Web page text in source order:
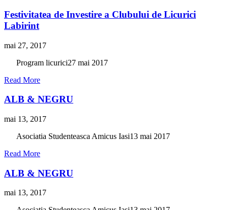
Festivitatea de Investire a Clubului de Licurici
Labirint
mai 27, 2017
Program licurici27 mai 2017
Read More
ALB & NEGRU
mai 13, 2017
Asociatia Studenteasca Amicus Iasi13 mai 2017
Read More
ALB & NEGRU
mai 13, 2017